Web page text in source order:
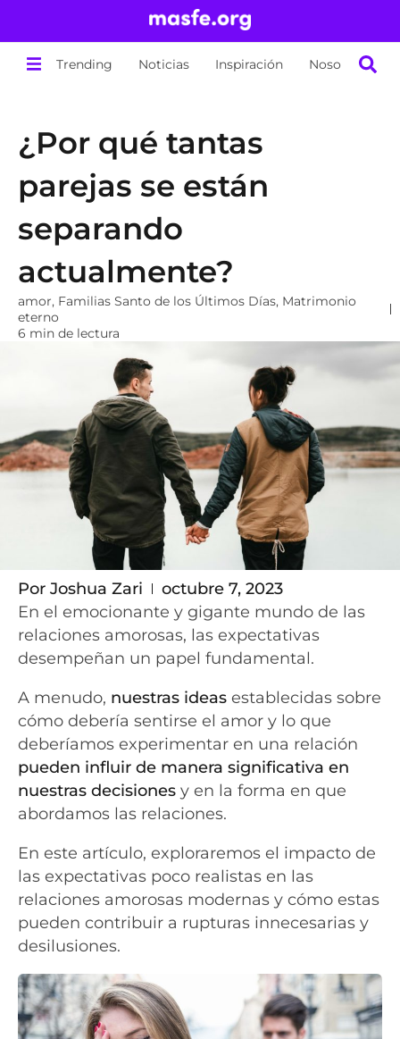
Trending Noticias Inspiración Nosotros
¿Por qué tantas
parejas se están
separando
actualmente?
amor, Familias Santo de los Últimos Días, Matrimonio
eterno
6 min de lectura
Por Joshua Zari
octubre 7, 2023
En el emocionante y gigante mundo de las
relaciones amorosas, las expectativas
desempeñan un papel fundamental.
A menudo, nuestras ideas establecidas sobre
cómo debería sentirse el amor y lo que
deberíamos experimentar en una relación
pueden influir de manera significativa en
nuestras decisiones y en la forma en que
abordamos las relaciones.
En este artículo, exploraremos el impacto de
las expectativas poco realistas en las
relaciones amorosas modernas y cómo estas
pueden contribuir a rupturas innecesarias y
desilusiones.